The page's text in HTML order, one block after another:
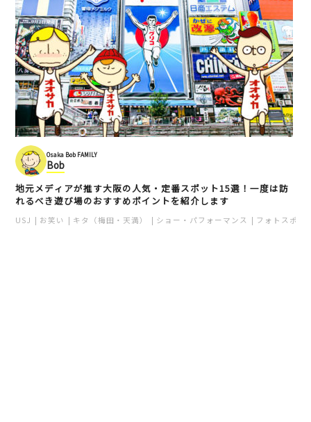
たねや茶屋 うめだ阪急店
梅田
キタ（梅田・天満） スイーツ
和食 大阪土産
JR大阪駅 うめきた地下
口
Osaka Bob FAMILY
Bob
地元メディアが推す大阪の人気・定番スポット15選！一度は訪
れるべき遊び場のおすすめポイントを紹介します
USJ お笑い キタ（梅田・天満） ショー・パフォーマンス フォトスポッ